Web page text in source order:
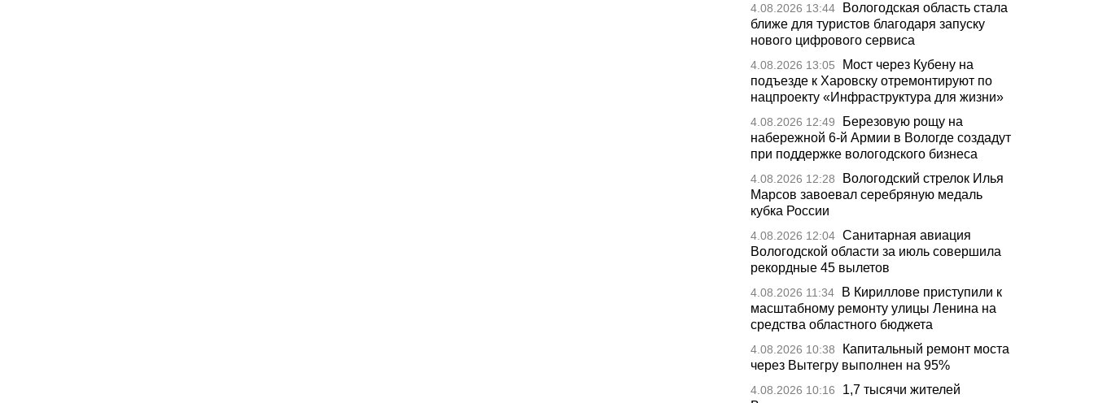
4.08.2026 13:44
Вологодская область стала
ближе для туристов благодаря запуску
нового цифрового сервиса
4.08.2026 13:05
Мост через Кубену на
подъезде к Харовску отремонтируют по
нацпроекту «Инфраструктура для жизни»
4.08.2026 12:49
Березовую рощу на
набережной 6-й Армии в Вологде создадут
при поддержке вологодского бизнеса
4.08.2026 12:28
Вологодский стрелок Илья
Марсов завоевал серебряную медаль
кубка России
4.08.2026 12:04 Санитарная авиация
Вологодской области за июль совершила
рекордные 45 вылетов
4.08.2026 11:34
В Кириллове приступили к
масштабному ремонту улицы Ленина на
средства областного бюджета
4.08.2026 10:38
Капитальный ремонт моста
через Вытегру выполнен на 95%
4.08.2026 10:16
1,7 тысячи жителей